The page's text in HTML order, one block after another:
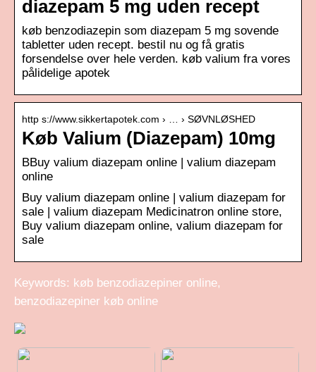
diazepam 5 mg uden recept
køb benzodiazepin som diazepam 5 mg sovende
tabletter uden recept. bestil nu og få gratis
forsendelse over hele verden. køb valium fra vores
pålidelige apotek
http s://www.sikkertapotek.com › … › SØVNLØSHED
Køb Valium (Diazepam) 10mg
BBuy valium diazepam online | valium diazepam
online
Buy valium diazepam online | valium diazepam for
sale | valium diazepam Medicinatron online store,
Buy valium diazepam online, valium diazepam for
sale
Keywords: køb benzodiazepiner online,
benzodiazepiner køb online